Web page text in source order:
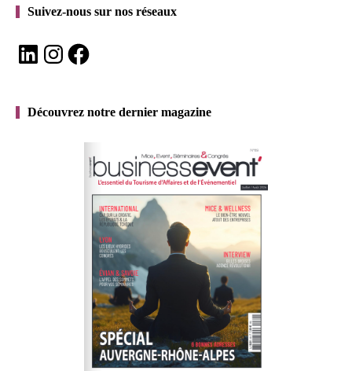
Suivez-nous sur nos réseaux
LinkedInInstagramFacebook
Découvrez notre dernier magazine